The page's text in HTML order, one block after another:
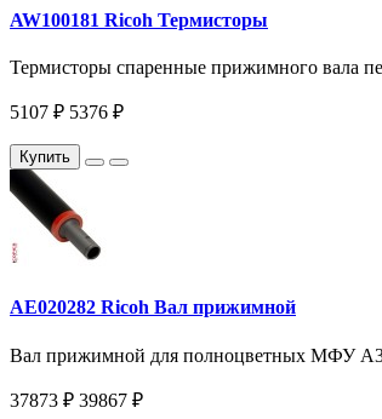
AW100181 Ricoh Термисторы
Термисторы спаренные прижимного вала
5107 ₽ 5376 ₽
Купить
AE020282 Ricoh Вал прижимной
Вал прижимной для полноцветных МФУ A3
37873 ₽ 39867 ₽